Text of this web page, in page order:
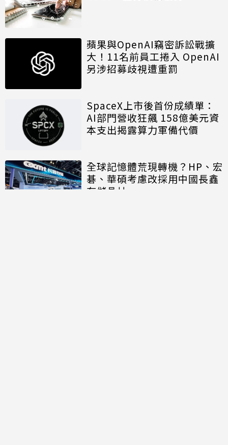
蘋果與OpenAI竊密訴訟戰擴
大！11名前員工捲入 OpenAI
另涉招募歧視遭重罰
SpaceX上市後首份成績單：
AI部門營收狂飆 158億美元資
本支出揭露算力軍備代價
全球記憶體荒現轉機？HP、宏
碁、華碩考慮改採用中國長鑫
存儲晶片